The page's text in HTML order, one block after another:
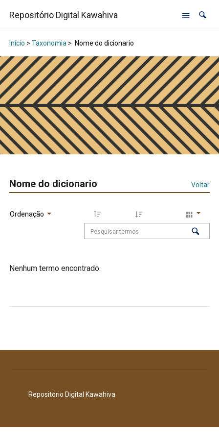
Repositório Digital Kawahiva
Início > Taxonomia> Nome do dicionario
Nome do dicionario Voltar
Ordenação
Nenhum termo encontrado.
Repositório Digital Kawahiva